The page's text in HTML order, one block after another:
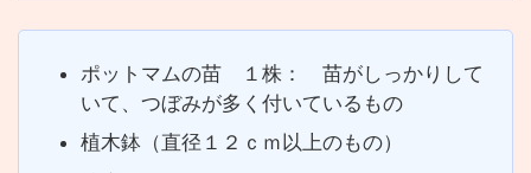
ポットマムの苗 １株： 苗がしっかりして
いて、つぼみが多く付いているもの
植木鉢（直径１２ｃｍ以上のもの）